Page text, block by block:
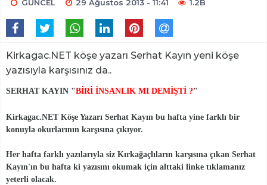
GÜNCEL 29 Ağustos 2013 - 11:41 1.2B
Kirkagac.NET köşe yazarı Serhat Kayın yeni köşe
yazısıyla karşısınız da..
SERHAT KAYIN "BİRİ İNSANLIK MI DEMİŞTİ ?"
Kirkagac.NET Köşe Yazarı Serhat Kayın bu hafta yine farklı bir
konuyla okurlarının karşısına çıkıyor.
Her hafta farklı yazılarıyla siz Kırkağaçlıların karşısına çıkan Serhat
Kayın'ın bu hafta ki yazısını okumak için alttaki linke tıklamanız
yeterli olacak.